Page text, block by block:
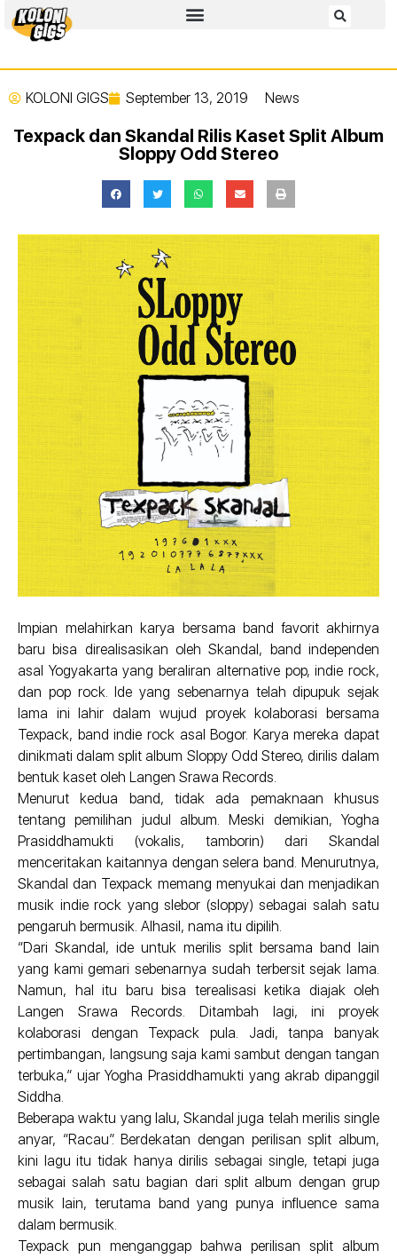
KOLONI GIGS September 13, 2019 News
Texpack dan Skandal Rilis Kaset Split Album
Sloppy Odd Stereo
Impian melahirkan karya bersama band favorit akhirnya
baru bisa direalisasikan oleh Skandal, band independen
asal Yogyakarta yang beraliran alternative pop, indie rock,
dan pop rock. Ide yang sebenarnya telah dipupuk sejak
lama ini lahir dalam wujud proyek kolaborasi bersama
Texpack, band indie rock asal Bogor. Karya mereka dapat
dinikmati dalam split album Sloppy Odd Stereo, dirilis dalam
bentuk kaset oleh Langen Srawa Records.
Menurut kedua band, tidak ada pemaknaan khusus
tentang pemilihan judul album. Meski demikian, Yogha
Prasiddhamukti (vokalis, tamborin) dari Skandal
menceritakan kaitannya dengan selera band. Menurutnya,
Skandal dan Texpack memang menyukai dan menjadikan
musik indie rock yang slebor (sloppy) sebagai salah satu
pengaruh bermusik. Alhasil, nama itu dipilih.
“Dari Skandal, ide untuk merilis split bersama band lain
yang kami gemari sebenarnya sudah terbersit sejak lama.
Namun, hal itu baru bisa terealisasi ketika diajak oleh
Langen Srawa Records. Ditambah lagi, ini proyek
kolaborasi dengan Texpack pula. Jadi, tanpa banyak
pertimbangan, langsung saja kami sambut dengan tangan
terbuka,” ujar Yogha Prasiddhamukti yang akrab dipanggil
Siddha.
Beberapa waktu yang lalu, Skandal juga telah merilis single
anyar, “Racau”. Berdekatan dengan perilisan split album,
kini lagu itu tidak hanya dirilis sebagai single, tetapi juga
sebagai salah satu bagian dari split album dengan grup
musik lain, terutama band yang punya influence sama
dalam bermusik.
Texpack pun menganggap bahwa perilisan split album